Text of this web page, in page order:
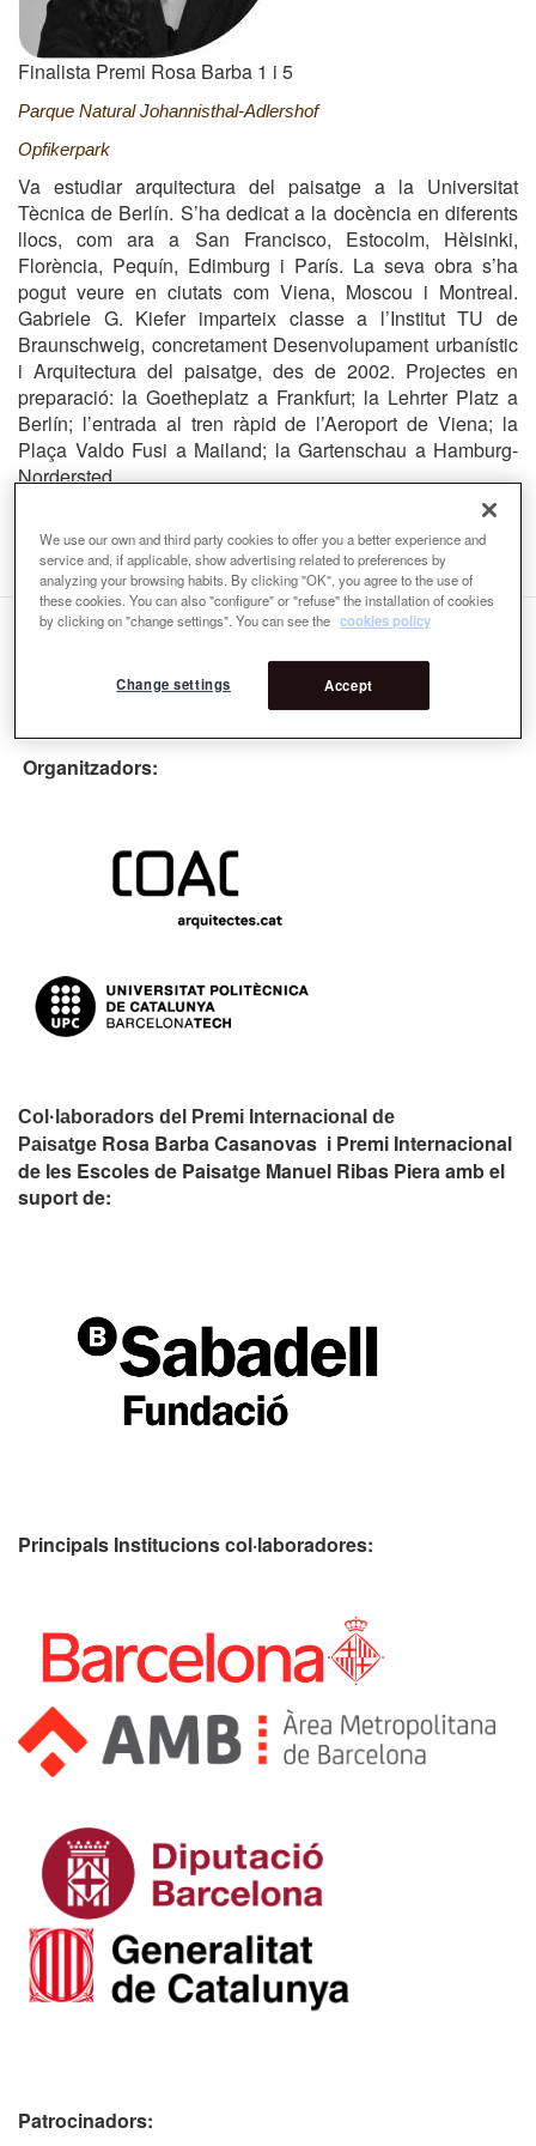
Finalista Premi Rosa Barba 1 i 5
Parque Natural Johannisthal-Adlershof
Opfikerpark
Va estudiar arquitectura del paisatge a la Universitat
Tècnica de Berlín. S’ha dedicat a la docència en diferents
llocs, com ara a San Francisco, Estocolm, Hèlsinki,
Florència, Pequín, Edimburg i París. La seva obra s’ha
pogut veure en ciutats com Viena, Moscou i Montreal.
Gabriele G. Kiefer imparteix classe a l’Institut TU de
Braunschweig, concretament Desenvolupament urbanístic
i Arquitectura del paisatge, des de 2002. Projectes en
preparació: la Goetheplatz a Frankfurt; la Lehrter Platz a
Berlín; l’entrada al tren ràpid de l’Aeroport de Viena; la
Plaça Valdo Fusi a Mailand; la Gartenschau a Hamburg-
Nordersted.
kiefer.de/profil/pf_haltung_en.html
Organitzadors:
Col·laboradors del Premi Internacional de
Paisatge Rosa Barba Casanovas i Premi Internacional
de les Escoles de Paisatge Manuel Ribas Piera amb el
suport de:
Principals Institucionscol·laboradores:
Patrocinadors:
We use our own and third party cookies to offer you a better experience and
service and, if applicable, show advertising related to preferences by
analyzing your browsing habits. By clicking "OK", you agree to the use of
these cookies. You can also "configure" or "refuse" the installation of cookies
by clicking on "change settings". You can see the cookies policy
Accept
Change settings